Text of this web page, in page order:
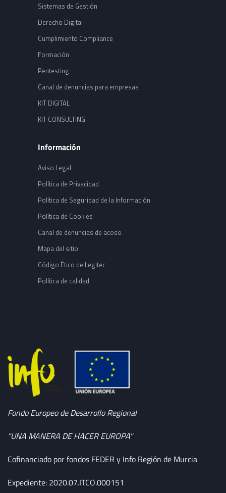
Sistemas de Gestión
Derecho Digital
Cumplimiento Compliance
Formación
Pentesting
Canal de denuncias para empresas
KIT DIGITAL
KIT CONSULTING
Información
Aviso Legal
Política de Privacidad
Política de Seguridad de la Información
Política de Cookies
Canal de denuncias de acoso
Mapa del sitio
Código Ético de Legitec
Política de calidad
Fondo Europeo de Desarrollo Regional
"UNA MANERA DE HACER EUROPA"
Cofinanciado por fondos FEDER y Info Región de Murcia
Expediente: 2020.07.ITCO.000151